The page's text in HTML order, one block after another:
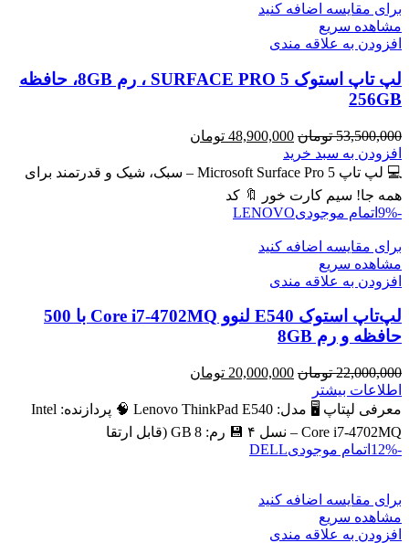
برای مقایسه اضافه کنید
مشاهده سریع
افزودن به علاقه مندی
لپ تاپ استوک SURFACE PRO 5 ، رم 8GB، حافظه
256GB
53,500,000 تومان قیمت
اصلی
53,500,000 تومان
48,900,000 تومان
48,900,000 تومان
افزودن به سبد خرید
💻 لپ تاپ Microsoft Surface Pro 5 – سبک، شیک و قدرتمند برای
همه جا! سیم کارت خور 🔖 کد
-9%
اتمام موجودیLENOVO
برای مقایسه اضافه کنید
مشاهده سریع
افزودن به علاقه مندی
لپ‌تاپ استوک E540 لنوو Core i7-4702MQ با 500
حافظه و رم 8GB
22,000,000 تومان قیمت
22,000,000 تومان
20,000,000 تومان
20,000,000 تومان
است.
اطلاعات بیشتر
معرفی لپتاپ 🖥️ مدل: Lenovo ThinkPad E540 🧠 پردازنده: Intel
Core i7‑4702MQ – نسل ۴ 💾 رم: 8 GB (قابل ارتقا
-12%
اتمام موجودیDELL
برای مقایسه اضافه کنید
مشاهده سریع
افزودن به علاقه مندی